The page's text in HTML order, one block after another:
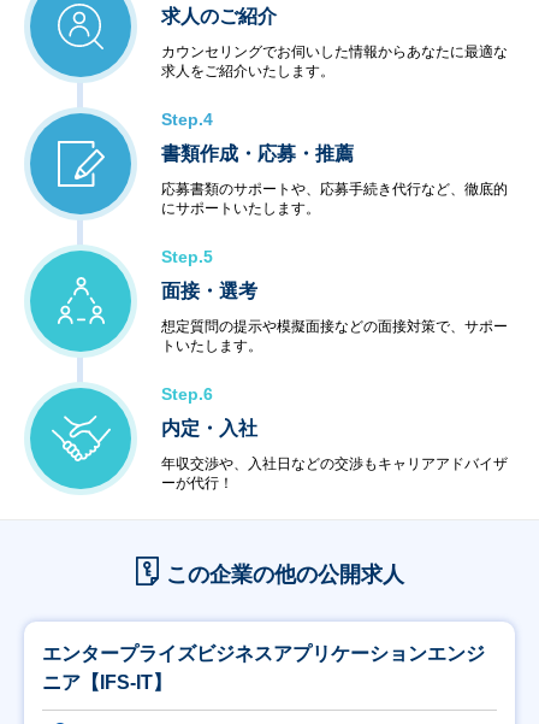
求人のご紹介
カウンセリングでお伺いした情報からあなたに最適な
求人をご紹介いたします。
Step.4
書類作成・応募・推薦
応募書類のサポートや、応募手続き代行など、徹底的
にサポートいたします。
Step.5
面接・選考
想定質問の提示や模擬面接などの面接対策で、サポー
トいたします。
Step.6
内定・入社
年収交渉や、入社日などの交渉もキャリアアドバイザ
ーが代行！
この企業の他の公開求人
エンタープライズビジネスアプリケーションエンジ
ニア【IFS-IT】